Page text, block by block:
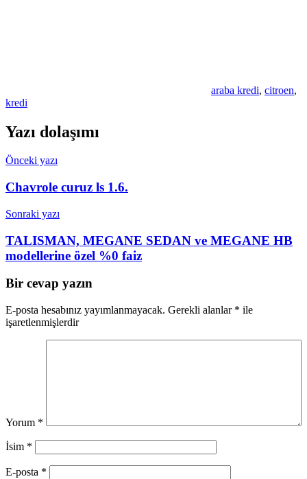
araba kredi, citroen,
kredi
Yazı dolaşımı
Önceki yazı
Chavrole curuz ls 1.6.
Sonraki yazı
TALISMAN, MEGANE SEDAN ve MEGANE HB
modellerine özel %0 faiz
Bir cevap yazın
E-posta hesabınız yayımlanmayacak. Gerekli alanlar * ile
işaretlenmişlerdir
Yorum *
İsim *
E-posta *